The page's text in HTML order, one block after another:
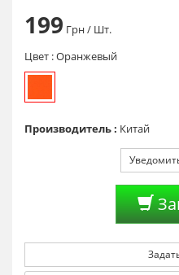
199 Грн/ Шт.
Цвет :Оранжевый
Производитель : Китай